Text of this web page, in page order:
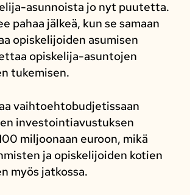
asunnoista jo nyt puutetta.
pahaa jälkeä, kun se samaan
opiskelijoiden asumisen
opiskelija-asuntojen
tukemisen.
vaihtoehtobudjetissaan
investointiavustuksen
miljoonaan euroon, mikä
ja opiskelijoiden kotien
myös jatkossa.